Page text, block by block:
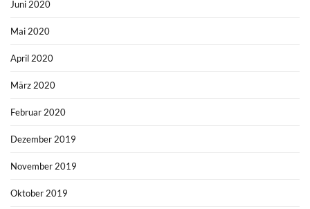
Juni 2020
Mai 2020
April 2020
März 2020
Februar 2020
Dezember 2019
November 2019
Oktober 2019